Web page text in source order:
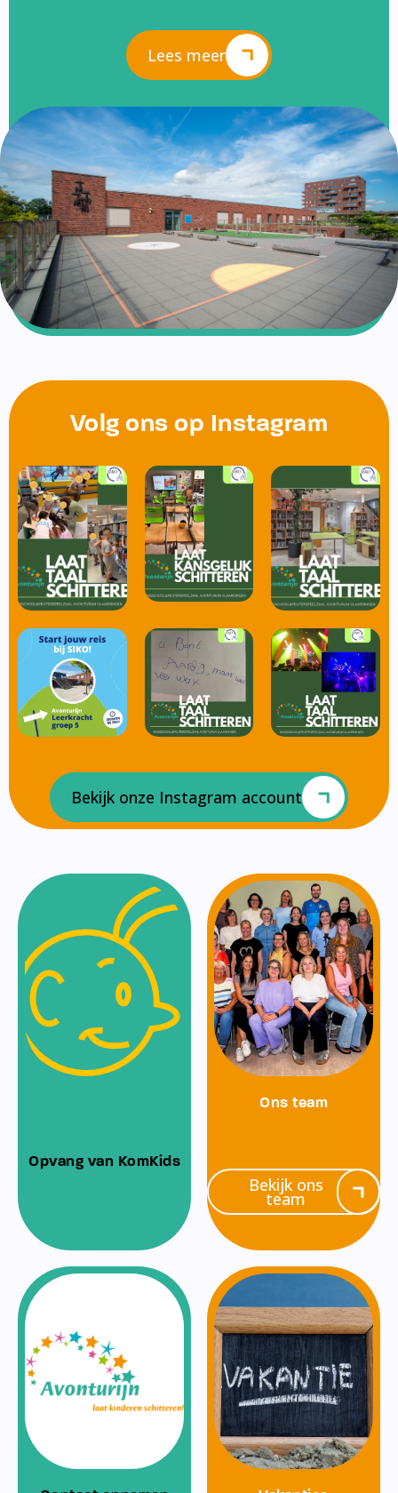
Lees meer
Volg ons op Instagram
Bekijk onze Instagram account
Opvang van KomKids
Ons team
Bekijk ons
team